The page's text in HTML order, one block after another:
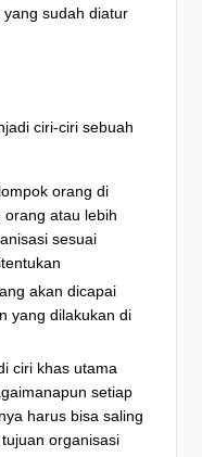
sudah diatur
ciri-ciri sebuah
orang di
atau lebih
sesuai
akan dicapai
yang dilakukan di
ciri khas utama
setiap
harus bisa saling
organisasi